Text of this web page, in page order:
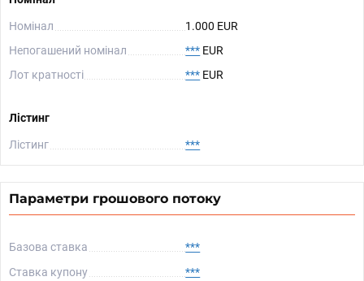
Номінал
1.000 EUR
Непогашений номінал
*** EUR
Лот кратності
*** EUR
Лістинг
Лістинг ***
Параметри грошового потоку
Базова ставка
***
Ставка купону
***